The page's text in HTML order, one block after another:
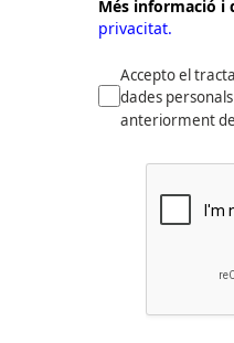
Més informació i
privacitat.
Accepto el
dades
anteriorment